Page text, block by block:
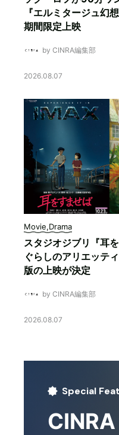
『エルミタージュ幻
期間限定上映
by CINRA編集部
2026.08.07
Movie,Drama
スタジオジブリ『耳
ぐらしのアリエッテ
版の上映が決定
by CINRA編集部
2026.08.07
Special